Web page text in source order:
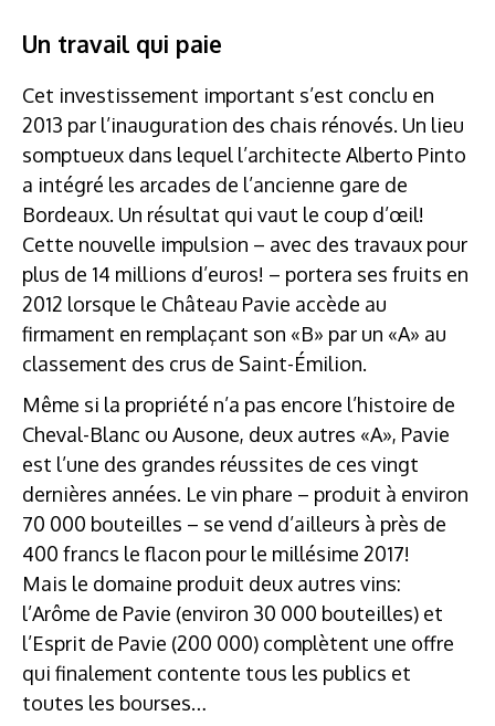
Un travail qui paie
Cet investissement important s’est conclu en
2013 par l’inauguration des chais rénovés. Un lieu
somptueux dans lequel l’architecte Alberto Pinto
a intégré les arcades de l’ancienne gare de
Bordeaux. Un résultat qui vaut le coup d’œil!
Cette nouvelle impulsion – avec des travaux pour
plus de 14 millions d’euros! – portera ses fruits en
2012 lorsque le Château Pavie accède au
firmament en remplaçant son «B» par un «A» au
classement des crus de Saint-Émilion.
Même si la propriété n’a pas encore l’histoire de
Cheval-Blanc ou Ausone, deux autres «A», Pavie
est l’une des grandes réussites de ces vingt
dernières années. Le vin phare – produit à environ
70 000 bouteilles – se vend d’ailleurs à près de
400 francs le flacon pour le millésime 2017!
Mais le domaine produit deux autres vins:
l’Arôme de Pavie (environ 30 000 bouteilles) et
l’Esprit de Pavie (200 000) complètent une offre
qui finalement contente tous les publics et
toutes les bourses…